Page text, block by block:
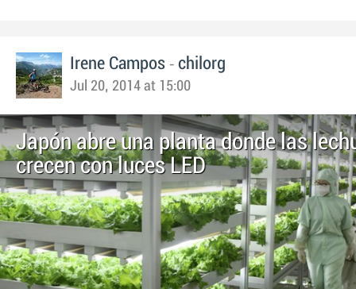
Irene Campos - chilorg
Jul 20, 2014 at 15:00
Japón abre una planta donde las
crecen con luces LED